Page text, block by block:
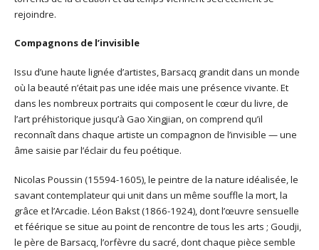
rejoindre.
Compagnons de l’invisible
Issu d’une haute lignée d’artistes, Barsacq grandit dans un monde
où la beauté n’était pas une idée mais une présence vivante. Et
dans les nombreux portraits qui composent le cœur du livre, de
l’art préhistorique jusqu’à Gao Xingjian, on comprend qu’il
reconnaît dans chaque artiste un compagnon de l’invisible — une
âme saisie par l’éclair du feu poétique.
Nicolas Poussin (15594-1605), le peintre de la nature idéalisée, le
savant contemplateur qui unit dans un même souffle la mort, la
grâce et l’Arcadie. Léon Bakst (1866-1924), dont l’œuvre sensuelle
et féérique se situe au point de rencontre de tous les arts ; Goudji,
le père de Barsacq, l’orfèvre du sacré, dont chaque pièce semble